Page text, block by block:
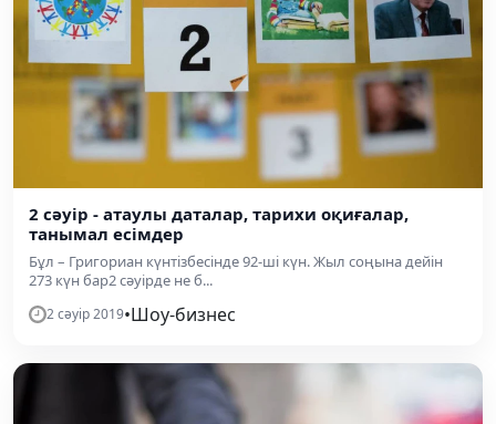
2 сәуір - атаулы даталар, тарихи оқиғалар,
танымал есімдер
Бұл – Григориан күнтізбесінде 92-ші күн. Жыл соңына дейін
273 күн бар2 сәуірде не б...
2 сәуір 2019•Шоу-бизнес